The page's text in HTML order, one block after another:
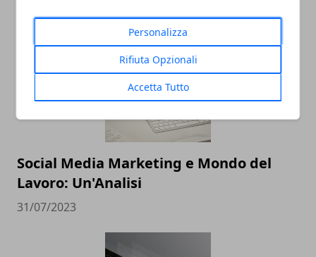
Personalizza
Rifiuta Opzionali
Accetta Tutto
Social Media Marketing e Mondo del
Lavoro: Un'Analisi
31/07/2023